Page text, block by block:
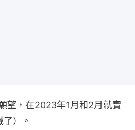
望，在2023年1月和2月就實
）。